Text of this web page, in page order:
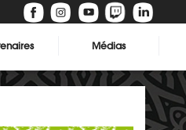
Médias